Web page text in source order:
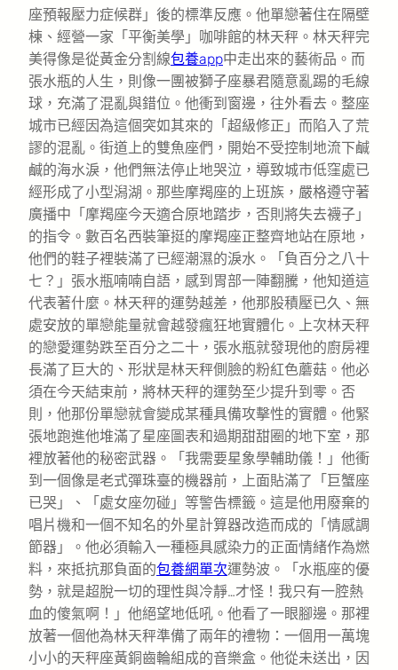
座預報壓力症候群」後的標準反應。他單戀著住在隔壁
棟、經營一家「平衡美學」咖啡館的林天秤。林天秤完
美得像是從黃金分割線包養app中走出來的藝術品。而
張水瓶的人生，則像一團被獅子座暴君隨意亂踢的毛線
球，充滿了混亂與錯位。他衝到窗邊，往外看去。整座
城市已經因為這個突如其來的「超級修正」而陷入了荒
謬的混亂。街道上的雙魚座們，開始不受控制地流下鹹
鹹的海水淚，他們無法停止地哭泣，導致城市低窪處已
經形成了小型潟湖。那些摩羯座的上班族，嚴格遵守著
廣播中「摩羯座今天適合原地踏步，否則將失去襪子」
的指令。數百名西裝筆挺的摩羯座正整齊地站在原地，
他們的鞋子裡裝滿了已經潮濕的淚水。「負百分之八十
七？」張水瓶喃喃自語，感到胃部一陣翻騰，他知道這
代表著什麼。林天秤的運勢越差，他那股積壓已久、無
處安放的單戀能量就會越發瘋狂地實體化。上次林天秤
的戀愛運勢跌至百分之二十，張水瓶就發現他的廚房裡
長滿了巨大的、形狀是林天秤側臉的粉紅色蘑菇。他必
須在今天結束前，將林天秤的運勢至少提升到零。否
則，他那份單戀就會變成某種具備攻擊性的實體。他緊
張地跑進他堆滿了星座圖表和過期甜甜圈的地下室，那
裡放著他的秘密武器。「我需要星象學輔助儀！」他衝
到一個像是老式彈珠臺的機器前，上面貼滿了「巨蟹座
已哭」、「處女座勿碰」等警告標籤。這是他用廢棄的
唱片機和一個不知名的外星計算器改造而成的「情感調
節器」。他必須輸入一種極具感染力的正面情緒作為燃
料，來抵抗那負面的包養網單次運勢波。「水瓶座的優
勢，就是超脫一切的理性與冷靜…才怪！我只有一腔熱
血的傻氣啊！」他絕望地低吼。他看了一眼腳邊。那裡
放著一個他為林天秤準備了兩年的禮物：一個用一萬塊
小小的天秤座黃銅齒輪組成的音樂盒。他從未送出，因